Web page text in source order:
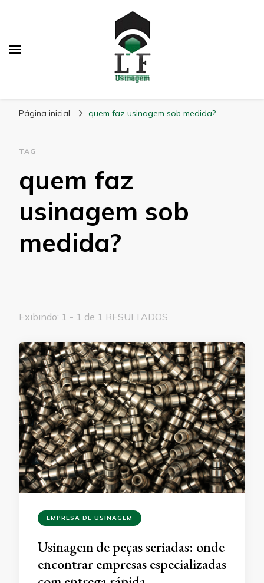
Página inicial quem faz usinagem sob medida?
TAG
quem faz
usinagem sob
medida?
Exibindo: 1 - 1 de 1 RESULTADOS
EMPRESA DE USINAGEM
Usinagem de peças seriadas: onde
encontrar empresas especializadas